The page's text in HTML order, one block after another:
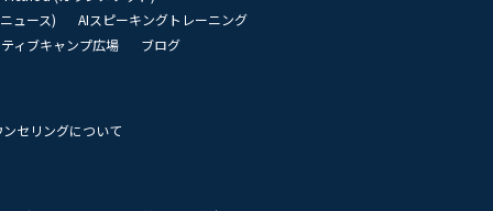
ュース)
AIスピーキングトレーニング
ィブキャンプ広場
ブログ
セリングについて